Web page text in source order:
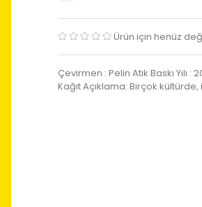
Ürün için henüz
Çevirmen : Pelin Atik Baskı Yılı :
Kağıt Açıklama: Birçok